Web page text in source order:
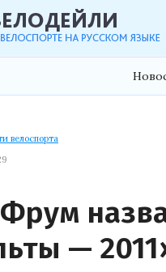
велоспорта
—